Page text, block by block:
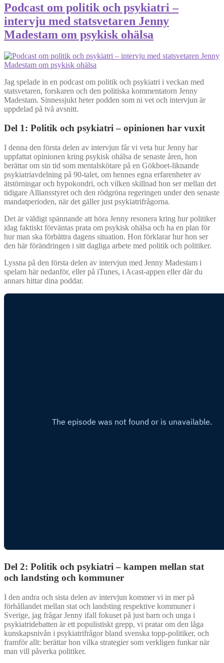
Podcast om politik och psykiatri –
intervju med statsvetaren Jenny
Madestam om psykisk ohälsa
Jag spelade in en podcast om politik och psykiatri i veckan med
statsvetaren, forskaren och den politiska kommentatorn Jenny
Madestam. Sinnessjukt heter podden som ni vet och intervjun är
uppdelad på två avsnitt.
Del 1: Politik och psykiatri – opinionen har vuxit
I denna den första delen av intervjun får vi veta hur Jenny har
uppfattat opinionen kring psykisk ohälsa de senaste åren, hon
berättar om sin tid som mentalskötare på en Gökboet-liknande
psykiatriavdelning på 90-talet, om hennes egna erfarenheter av
ätstörningar och hypokondri, och vilken skillnad hon ser mellan det
tidigare Alliansstyret och den rödgröna regeringen under den senaste
mandatperioden, när det gäller just psykiatrifrågorna.
Det är väldigt spännande att höra Jenny resonera kring hur politiker
idag faktiskt förväntas prata om psykisk ohälsa och ha en plan för
hur man ska förbättra dagens situation. Hon förklarar hur hon ser
den här förändringen i sitt dagliga arbete med politik och politiker.
Lyssna på den första delen av intervjun med Jenny Madestam i
spelarn här nedanför, eller på iTunes, i Acast-appen eller där du
annars hittar dina poddar.
Del 2: Politik och psykiatri – kampen mellan stat
och landsting och kommuner
I den andra och sista delen av intervjun kommer vi in mer på
förhållandet mellan stat och landsting respektive kommuner i
Sverige, jag frågar Jenny ifall fokuset på just barn och unga i
psykiatridebatten är ett populistiskt grepp, vi pratar om den låga
kunskapsnivån i psykiatrifrågor bland svenska topp-politiker, och
framför allt: berättar hon vilka strategier som verkligen funkar när
man vill påverka politiker.